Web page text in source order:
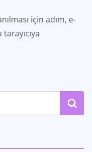
için adım, e-
Ara